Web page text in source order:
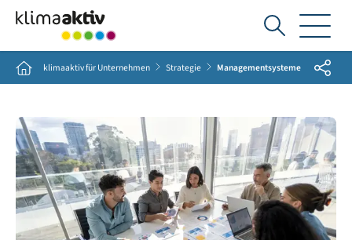
Ich
suche...
Home klimaaktiv für Unternehmen Strategie Managementsysteme Share